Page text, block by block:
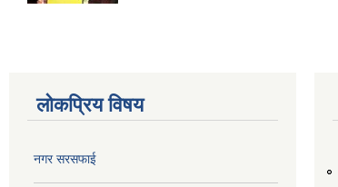
लोकप्रिय विषय
नगर सरसफाई